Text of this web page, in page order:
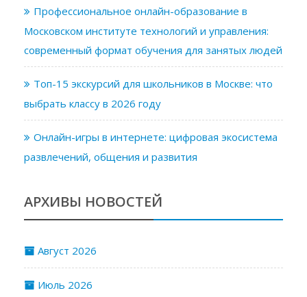
Профессиональное онлайн-образование в
Московском институте технологий и управления:
современный формат обучения для занятых людей
Топ-15 экскурсий для школьников в Москве: что
выбрать классу в 2026 году
Онлайн-игры в интернете: цифровая экосистема
развлечений, общения и развития
АРХИВЫ НОВОСТЕЙ
Август 2026
Июль 2026